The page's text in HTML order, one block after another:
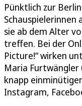
Pünktlich zur
sie ab dem Alter
treffen. Bei der
Picture!“ wirken
Maria Furtwängler
knapp
Instagram,